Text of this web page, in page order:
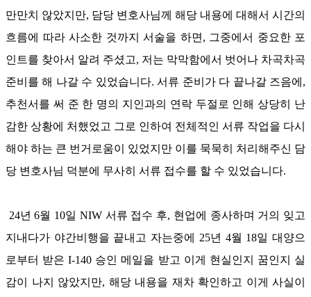
만만치 않았지만, 담당 변호사님께 해당 내용에 대해서 시간의
흐름에 따라 사소한 것까지 서술을 하면 , 그중에서 중요한 포
인트를 찾아서 알려 주셨고, 저는 막막함에서 벗어나 차곡차곡
준비를 해 나갈 수 있었습니다.서류 준비가 다 끝나갈 즈음에 ,
추천서를 써 준 한 명의 지인과의 연락 두절로 인해 상당히 난
감한 상황에 처했었고 그로 인하여 전체적인 서류 작업을 다시
해야 하는 큰 번거로움이 있었지만 이를 묵묵히 처리해주신 담
당 변호사님 덕분에 무사히 서류 접수를 할 수 있었습니다.
24년 6월 10일 NIW 서류 접수 후, 현업에 종사하며 거의 잊고
지내다가 야간비행을 끝내고 자는중에
25년 4월 18일 대양으
로부터 받은 I-140 승인 메일을 받고 이게 현실인지 꿈인지 실
감이 나지 않았지만, 해당 내용을 재차 확인하고 이게 사실이